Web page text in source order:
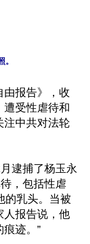
由报告》，收
遭受性虐待和
注中共对法轮
逮捕了杨玉永
，包括性虐
的乳头。当被
人报告说，他
迹。”